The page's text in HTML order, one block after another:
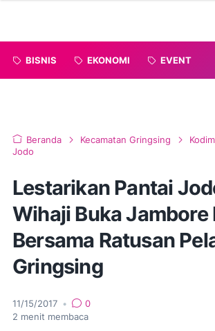
BISNIS EKONOMI EVENT
Beranda Kecamatan Gringsing
Jodo
Lestarikan Pantai
Wihaji Buka Jambore
Bersama Ratusan
Gringsing
11/15/2017 •
0
2 menit membaca